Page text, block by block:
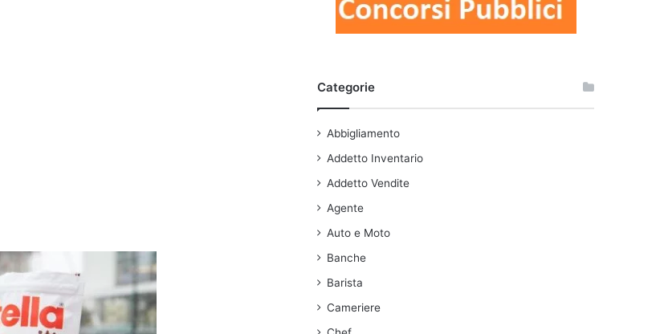
Categorie
Abbigliamento
Addetto Inventario
Addetto Vendite
Agente
Auto e Moto
Banche
Barista
Cameriere